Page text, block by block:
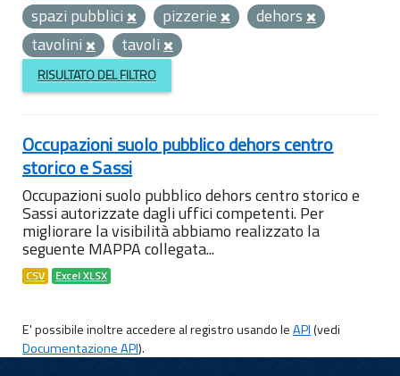
spazi pubblici
pizzerie
dehors
tavolini
tavoli
RISULTATO DEL FILTRO
Occupazioni suolo pubblico dehors centro
storico e Sassi
Occupazioni suolo pubblico dehors centro storico e
Sassi autorizzate dagli uffici competenti. Per
migliorare la visibilità abbiamo realizzato la
seguente MAPPA collegata...
CSV Excel XLSX
E' possibile inoltre accedere al registro usando leAPI(vedi
Documentazione API).